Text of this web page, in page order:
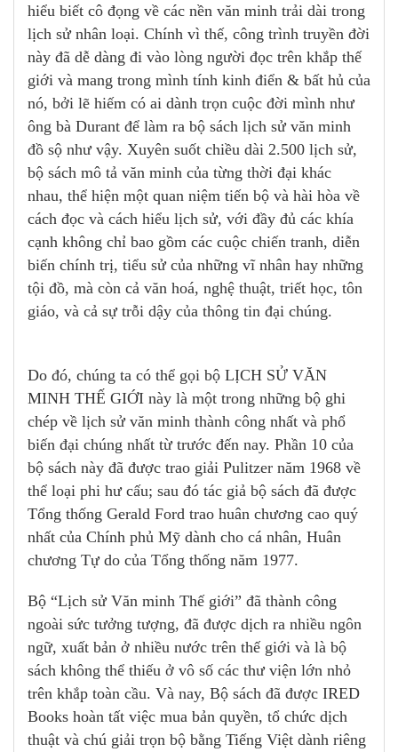
hiểu biết cô đọng về các nền văn minh trải dài trong
lịch sử nhân loại. Chính vì thế, công trình truyền đời
này đã dễ dàng đi vào lòng người đọc trên khắp thế
giới và mang trong mình tính kinh điển & bất hủ của
nó, bởi lẽ hiếm có ai dành trọn cuộc đời mình như
ông bà Durant để làm ra bộ sách lịch sử văn minh
đồ sộ như vậy. Xuyên suốt chiều dài 2.500 lịch sử,
bộ sách mô tả văn minh của từng thời đại khác
nhau, thể hiện một quan niệm tiến bộ và hài hòa về
cách đọc và cách hiểu lịch sử, với đầy đủ các khía
cạnh không chỉ bao gồm các cuộc chiến tranh, diễn
biến chính trị, tiểu sử của những vĩ nhân hay những
tội đồ, mà còn cả văn hoá, nghệ thuật, triết học, tôn
giáo, và cả sự trỗi dậy của thông tin đại chúng.
Do đó, chúng ta có thể gọi bộ LỊCH SỬ VĂN
MINH THẾ GIỚI này là một trong những bộ ghi
chép về lịch sử văn minh thành công nhất và phổ
biến đại chúng nhất từ trước đến nay. Phần 10 của
bộ sách này đã được trao giải Pulitzer năm 1968 về
thể loại phi hư cấu; sau đó tác giả bộ sách đã được
Tổng thống Gerald Ford trao huân chương cao quý
nhất của Chính phủ Mỹ dành cho cá nhân, Huân
chương Tự do của Tổng thống năm 1977.
Bộ “Lịch sử Văn minh Thế giới” đã thành công
ngoài sức tưởng tượng, đã được dịch ra nhiều ngôn
ngữ, xuất bản ở nhiều nước trên thế giới và là bộ
sách không thể thiếu ở vô số các thư viện lớn nhỏ
trên khắp toàn cầu. Và nay, Bộ sách đã được IRED
Books hoàn tất việc mua bản quyền, tổ chức dịch
thuật và chú giải trọn bộ bằng Tiếng Việt dành riêng